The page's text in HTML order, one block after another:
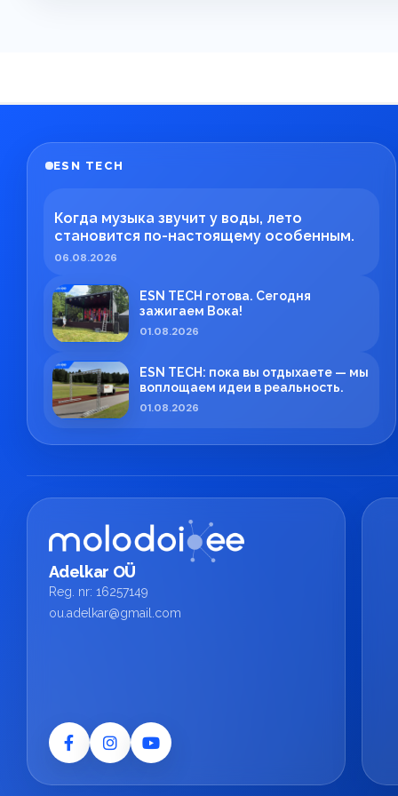
ESN TECH
Когда музыка звучит у воды, лето
становится по-настоящему особенным.
06.08.2026
ESN TECH готова. Сегодня
зажигаем Вока!
01.08.2026
ESN TECH: пока вы отдыхаете — мы
воплощаем идеи в реальность.
01.08.2026
Adelkar OÜ
Reg. nr: 16257149
ou.adelkar@gmail.com